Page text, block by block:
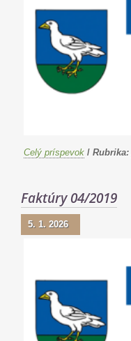
Celý príspevok / Rubrika:
Faktúry 04/2019
5. 1. 2026